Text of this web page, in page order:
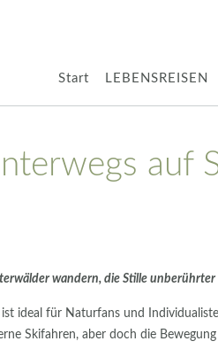
Start LEBENSREISEN
auf
wandern, die Stille
ideal für Naturfans und
Skifahren, aber doch die